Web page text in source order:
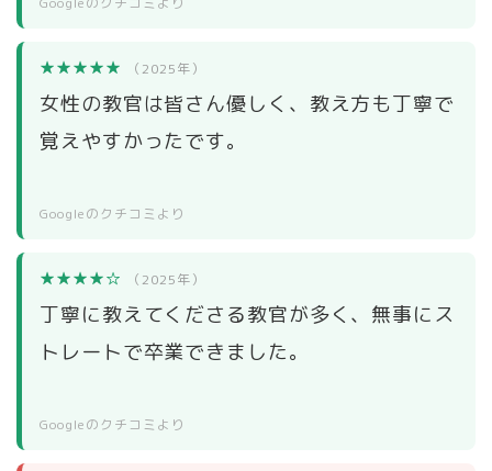
★★★★★ （2025年）
女性の教官は皆さん優しく、教え方も丁寧で
覚えやすかったです。
Googleのクチコミより
★★★★☆ （2025年）
丁寧に教えてくださる教官が多く、無事にス
トレートで卒業できました。
Googleのクチコミより